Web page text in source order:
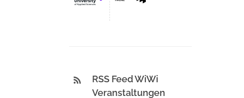
RSS Feed WiWi
Veranstaltungen